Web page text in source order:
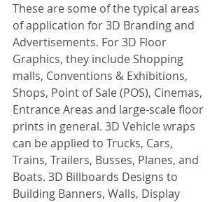
These are some of the typical areas
of application for 3D Branding and
Advertisements. For 3D Floor
Graphics, they include Shopping
malls, Conventions & Exhibitions,
Shops, Point of Sale (POS), Cinemas,
Entrance Areas and large-scale floor
prints in general. 3D Vehicle wraps
can be applied to Trucks, Cars,
Trains, Trailers, Busses, Planes, and
Boats. 3D Billboards Designs to
Building Banners, Walls, Display